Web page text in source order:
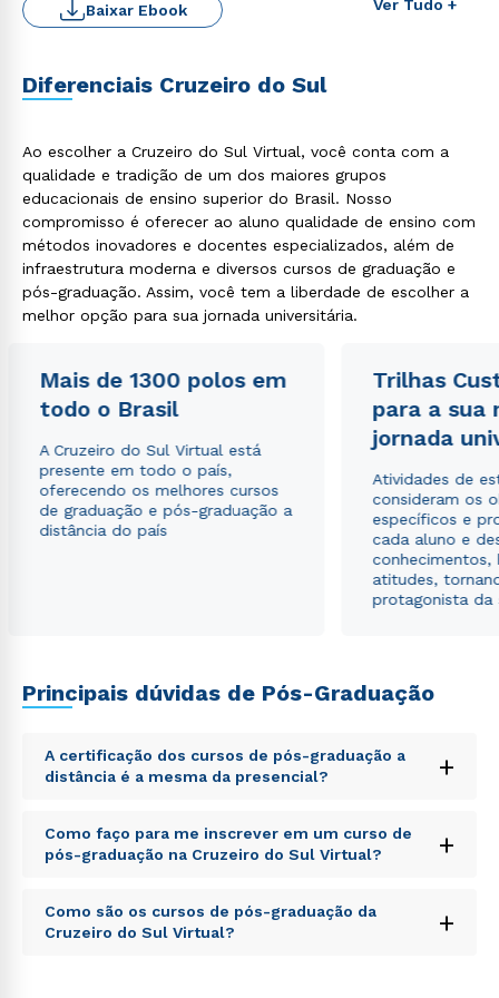
Ver Tudo +
Baixar Ebook
Diferenciais Cruzeiro do Sul
Ao escolher a Cruzeiro do Sul Virtual, você conta com a
qualidade e tradição de um dos maiores grupos
educacionais de ensino superior do Brasil. Nosso
compromisso é oferecer ao aluno qualidade de ensino com
métodos inovadores e docentes especializados, além de
infraestrutura moderna e diversos cursos de graduação e
pós-graduação. Assim, você tem a liberdade de escolher a
melhor opção para sua jornada universitária.
Mais de 1300 polos em
todo o Brasil
A Cruzeiro do Sul Virtual está
presente em todo o país,
oferecendo os melhores cursos
de graduação e pós-graduação a
distância do país
Trilhas
para a sua
jornada
Atividades de
consideram os
específicos e
cada aluno e
conhecimentos,
atitudes,
protagonista da
Principais dúvidas de Pós-Graduação
A certificação dos cursos de pós-graduação a
distância é a mesma da presencial?
+
Sed ut perspiciatis unde omnis iste natus error sit
voluptatem accusantium doloremque laudantium,
totam rem aperiam, eaque ipsa quae ab illo inventore
explicabo. Nemo enim ipsam voluptatem quia
voluptas sit aspernatur aut odit aut fugit, sed quia
Como faço para me inscrever em um curso de
pós-graduação na Cruzeiro do Sul Virtual?
+
Sed ut perspiciatis unde omnis iste natus error sit
voluptatem accusantium doloremque laudantium,
Como são os cursos de pós-graduação da
Cruzeiro do Sul Virtual?
+
Rápido e fácil
WhatsApp
ou
Estou de acordo com a Política de Privacidade.
autorizo que meus dados sejam utilizados para o
envio de conteúdos da Cruzeiro do Sul.